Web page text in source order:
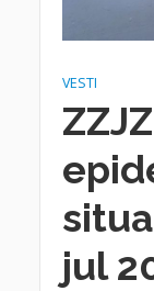
VESTI
jul